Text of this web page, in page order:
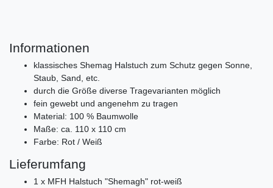
Informationen
klassisches Shemag Halstuch zum Schutz gegen Sonne,
Staub, Sand, etc.
durch die Größe diverse Tragevarianten möglich
fein gewebt und angenehm zu tragen
Material: 100 % Baumwolle
Maße: ca. 110 x 110 cm
Farbe: Rot / Weiß
Lieferumfang
1 x MFH Halstuch "Shemagh" rot-weiß